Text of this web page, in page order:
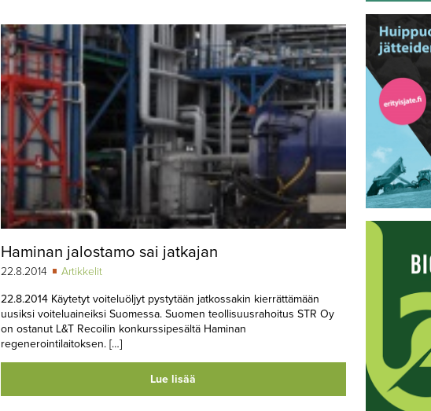
Haminan jalostamo sai jatkajan
22.8.2014 Artikkelit
22.8.2014 Käytetyt voiteluöljyt pystytään jatkossakin kierrättämään
uusiksi voiteluaineiksi Suomessa. Suomen teollisuusrahoitus STR Oy
on ostanut L&T Recoilin konkurssipesältä Haminan
regenerointilaitoksen. […]
Lue lisää